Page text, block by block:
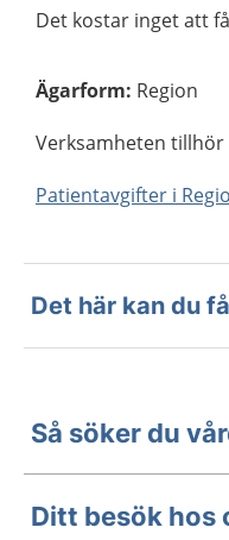
Det kostar inget att
Ägarform: Region
Verksamheten tillhör
Patientavgifter i
Det här kan du
Så söker du
Ditt besök hos